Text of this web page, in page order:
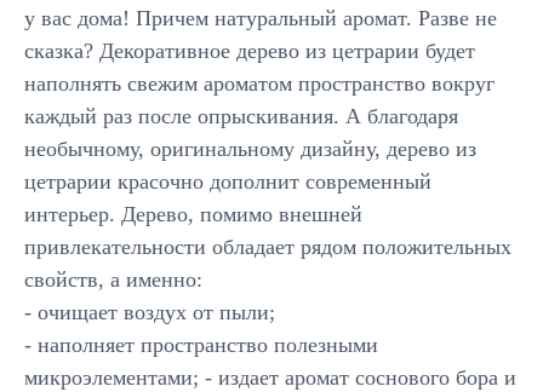
у вас дома! Причем натуральный аромат. Разве не
сказка? Декоративное дерево из цетрарии будет
наполнять свежим ароматом пространство вокруг
каждый раз после опрыскивания. А благодаря
необычному, оригинальному дизайну, дерево из
цетрарии красочно дополнит современный
интерьер. Дерево, помимо внешней
привлекательности обладает рядом положительных
свойств, а именно:
- очищает воздух от пыли;
- наполняет пространство полезными
микроэлементами; - издает аромат соснового бора и
Отправить
Подписывайтесь
на новинки и акции